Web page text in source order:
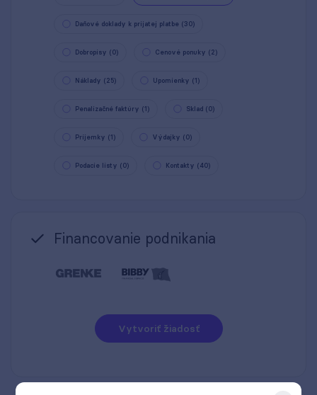
Daňové doklady k prijatej platbe (30)
Dobropisy (0) Cenové ponuky (2)
Náklady (25) Upomienky (1)
Penalizačné faktúry (1) Sklad (0)
Príjemky (1) Výdajky (0)
Podacie listy (0) Kontakty (40)
Financovanie podnikania
Vytvoriť žiadosť